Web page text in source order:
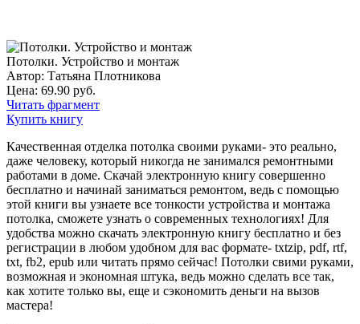
Потолки. Устройство и монтаж
Автор: Татьяна Плотникова
Цена: 69.90 руб.
Читать фрагмент
Купить книгу
Качественная отделка потолка своими руками- это реально,
даже человеку, который никогда не занимался ремонтными
работами в доме. Скачай электронную книгу совершенно
бесплатно и начинай заниматься ремонтом, ведь с помощью
этой книги вы узнаете все тонкости устройства и монтажа
потолка, сможете узнать о современных технологиях! Для
удобства можно скачать электронную книгу бесплатно и без
регистрации в любом удобном для вас формате- txtzip, pdf, rtf,
txt, fb2, epub или читать прямо сейчас! Потолки свими руками,
возможная и экономная штука, ведь можно сделать все так,
как хотите только вы, еще и сэкономить деньги на вызов
мастера!